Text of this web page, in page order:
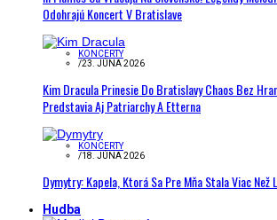
Odohrajú Koncert V Bratislave
KONCERTY
/23. JÚNA 2026
Kim Dracula Prinesie Do Bratislavy Chaos Bez
Predstavia Aj Patriarchy A Etterna
KONCERTY
/18. JÚNA 2026
Dymytry: Kapela, Ktorá Sa Pre Mňa Stala Viac Než
Hudba